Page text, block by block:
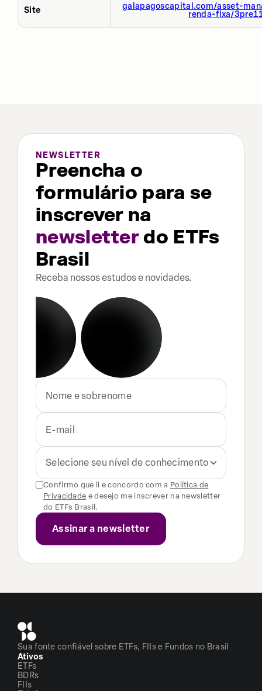
Site
galapagoscapital.com/asset-
renda-fixa/
NEWSLETTER
Preencha o
formulário para se
inscrever na
newsletterdo ETFs
Brasil
Receba nossos estudos e novidades.
Selecione seu nível de conhecimento
Confirmo que li e concordo com a Política de
Privacidade e desejo me inscrever na newsletter
do ETFs Brasil.
Sua fonte confiável sobre ETFs, FIIs e Fundos no Brasil
Ativos
ETFs
BDRs
FIIs